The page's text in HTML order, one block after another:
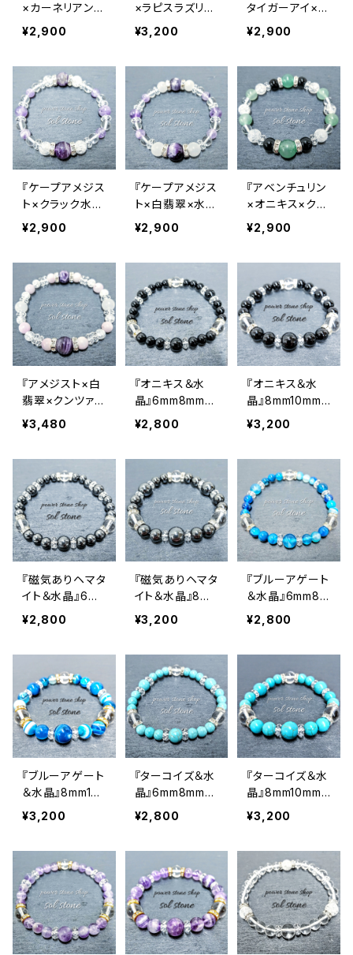
12月 ターコイズ ラピスラズリ
金 gold
×カーネリアン×
クラック水晶×水
晶』 天然石パワ
スレット
¥2,900
×ラピスラズリ×
クラック水晶』天
然石パワースト
¥3,200
タイガーアイ×水
晶』天然石パワ
ーストーンブレ
¥2,900
『ケープアメジス
ト×クラック水晶
×水晶』天然石パ
ワーストーンブレ
¥2,900
『ケープアメジス
ト×白翡翠×水
晶』天然石パワ
ーストーンブレ
¥2,900
『アベンチュリン
×オニキス×クラ
ック水晶×水晶』
天然石パワース
¥2,900
『アメジスト×白
翡翠×クンツァイ
ト×クラック水
晶』天然石パワ
¥3,480
『オニキス＆水
晶』6mm8mm天
然石パワースト
ーンブレスレット
¥2,800
『オニキス＆水
晶』8mm10mm
天然石パワース
トーンブレスレッ
¥3,200
『磁気ありヘマタ
イト＆水晶』6m
m8mm天然石パ
ワーストーンブレ
¥2,800
『磁気ありヘマタ
イト＆水晶』8mm
10mm天然石パ
ワーストーンブレ
¥3,200
『ブルーアゲート
＆水晶』6mm8m
m天然石パワー
ストーンブレスレ
¥2,800
『ブルーアゲート
＆水晶』8mm10
mm天然石パワ
ーストーンブレ
¥3,200
『ターコイズ＆水
晶』6mm8mm天
然石パワースト
ーンブレスレット
¥2,800
『ターコイズ＆水
晶』8mm10mm
天然石パワース
トーンブレスレッ
¥3,200